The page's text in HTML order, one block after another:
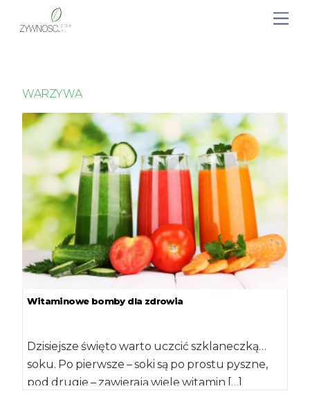
WARZYWA
Witaminowe bomby dla zdrowia
Dzisiejsze święto warto uczcić szklaneczką…
soku. Po pierwsze – soki są po prostu pyszne,
pod drugie – zawierają wiele witamin […]